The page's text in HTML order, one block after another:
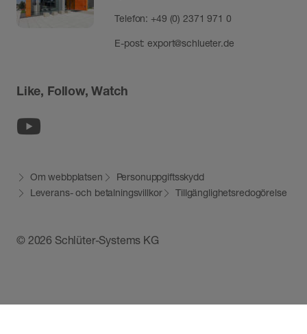
Telefon:+49 (0) 2371 971 0
E-post:export@schlueter.de
Like, Follow, Watch
© 2026 Schlüter-Systems KG
Om webbplatsen
Personuppgiftsskydd
Leverans- och betalningsvillkor
Tillgänglighetsredogörelse